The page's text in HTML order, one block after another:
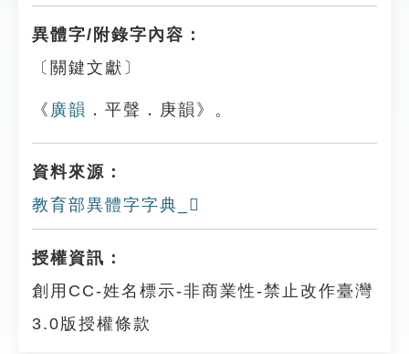
異體字/附錄字內容：
〔關鍵文獻〕
《 廣韻 ．平聲．庚韻》。
資料來源：
教育部異體字字典_𠨞
授權資訊：
創用CC-姓名標示-非商業性-禁止改作臺灣
3.0版授權條款